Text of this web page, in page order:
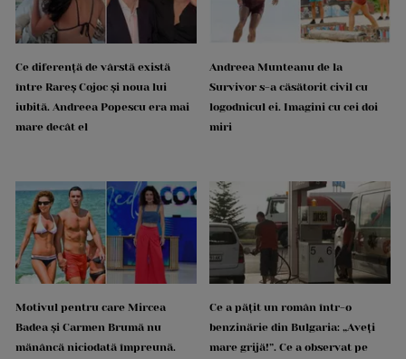
Ce diferență de vârstă există
între Rareș Cojoc și noua lui
iubită. Andreea Popescu era mai
mare decât el
Andreea Munteanu de la
Survivor s-a căsătorit civil cu
logodnicul ei. Imagini cu cei doi
miri
Motivul pentru care Mircea
Badea și Carmen Brumă nu
mănâncă niciodată împreună.
Ce a pățit un român într-o
benzinărie din Bulgaria: „Aveți
mare grijă!”. Ce a observat pe